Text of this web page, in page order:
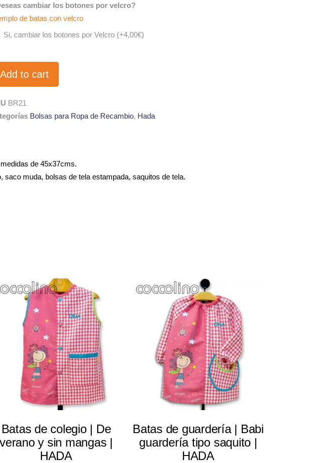
cambiar los botones por velcro?
de batas con velcro
Si, cambiar los botones por Velcro (+4,00€)
Add to cart
BR21
Bolsas para Ropa de Recambio, Hada
de 45x37cms.
muda, bolsas de tela estampada, saquitos de tela.
Select options
Batas de colegio | De
verano y sin mangas |
HADA
Select options
Batas de guardería | Babi
guardería tipo saquito |
HADA